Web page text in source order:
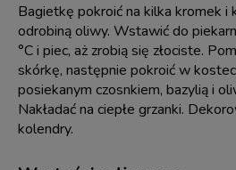
Bagietkę pokroić na kilka kromek i
odrobiną oliwy. Wstawić do
°C i piec, aż zrobią się złociste.
skórkę, następnie pokroić w
posiekanym czosnkiem, bazylią i
Nakładać na ciepłe grzanki.
kolendry.